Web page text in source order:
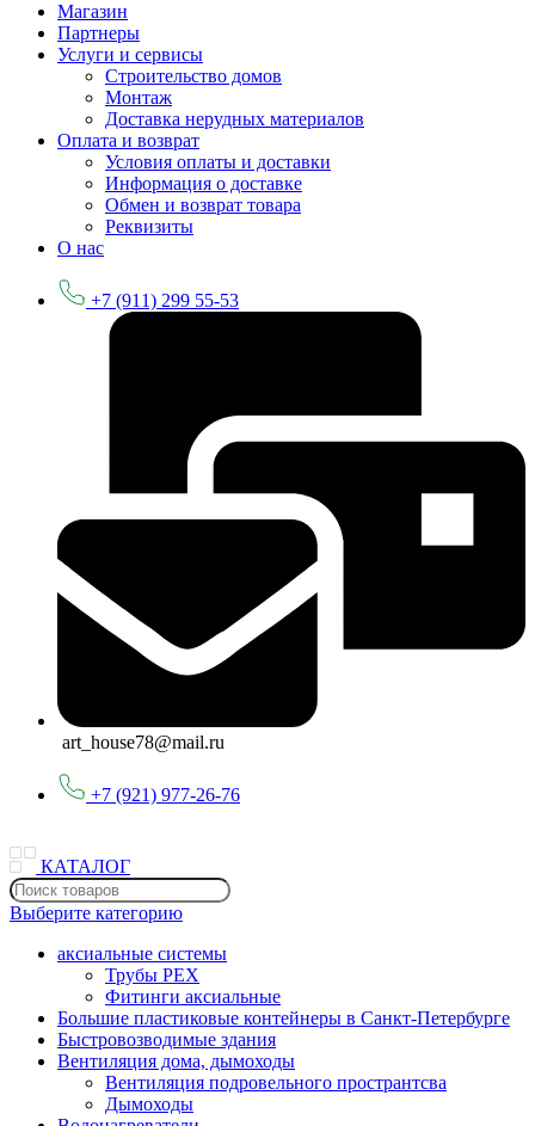
Магазин
Партнеры
Услуги и сервисы
Строительство домов
Монтаж
Доставка нерудных материалов
Оплата и возврат
Условия оплаты и доставки
Информация о доставке
Обмен и возврат товара
Реквизиты
О нас
+7 (911) 299 55-53
art_house78@mail.ru
+7 (921) 977-26-76
КАТАЛОГ
Выберите категорию
аксиальные системы
Трубы PEX
Фитинги аксиальные
Большие пластиковые контейнеры в Санкт-Петербурге
Быстровозводимые здания
Вентиляция дома, дымоходы
Вентиляция подровельного пространтсва
Дымоходы